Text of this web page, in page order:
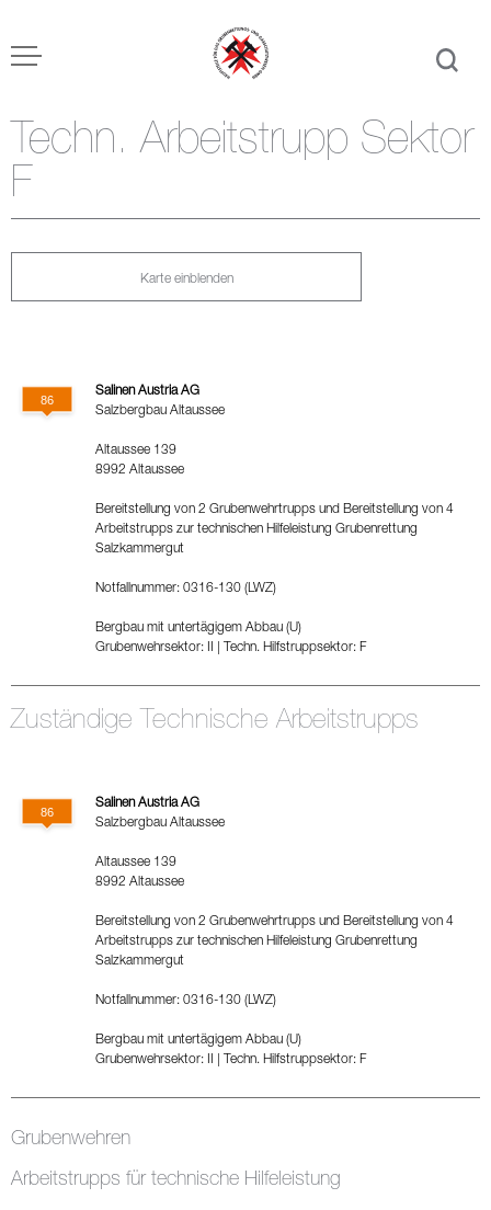
Techn. Arbeitstrupp Sektor
F
Karte einblenden
Grubenwehren
Arbeitstrupps für technische Hilfeleistung
Salinen Austria AG
Salzbergbau Altaussee
Altaussee 139
8992 Altaussee
Bereitstellung von 2 Grubenwehrtrupps und Bereitstellung von 4
Arbeitstrupps zur technischen Hilfeleistung Grubenrettung
Salzkammergut
Notfallnummer: 0316-130 (LWZ)
Bergbau mit untertägigem Abbau (U)
Grubenwehrsektor: II
Techn. Hilfstruppsektor: F
Zuständige Technische Arbeitstrupps
Salinen Austria AG
Salzbergbau Altaussee
Altaussee 139
8992 Altaussee
Bereitstellung von 2 Grubenwehrtrupps und Bereitstellung von 4
Arbeitstrupps zur technischen Hilfeleistung Grubenrettung
Salzkammergut
Notfallnummer: 0316-130 (LWZ)
Bergbau mit untertägigem Abbau (U)
Grubenwehrsektor: II
Techn. Hilfstruppsektor: F